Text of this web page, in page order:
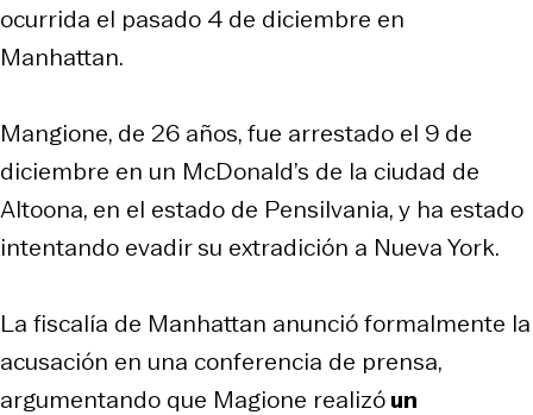
ocurrida el pasado 4 de diciembre en
Manhattan.
Mangione, de 26 años, fue arrestado el 9 de
diciembre en un McDonald’s de la ciudad de
Altoona, en el estado de Pensilvania, y ha estado
intentando evadir su extradición a Nueva York.
La fiscalía de Manhattan anunció formalmente la
acusación en una conferencia de prensa,
argumentando que Magione realizóun